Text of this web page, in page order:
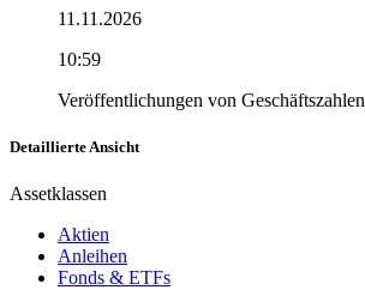
11.11.2026
10:59
Veröffentlichungen von Geschäftszahlen
Detaillierte Ansicht
Assetklassen
Aktien
Anleihen
Fonds & ETFs